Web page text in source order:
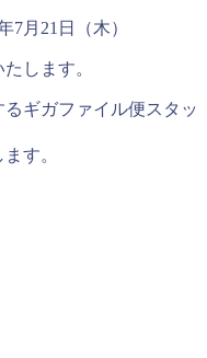
7月21日（木）
します。
ギガファイル便スタッ
す。